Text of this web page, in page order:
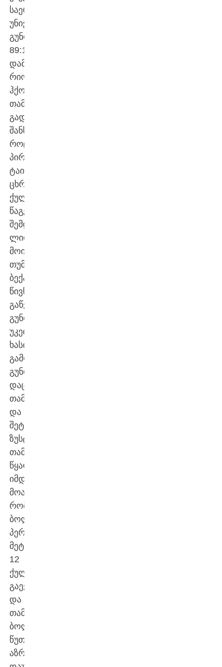
საერთაშორისო
უნივერსიტეტის
გუნდთან
89:100
დამარცხდნენ.
რიონისპირელებს
ჰქონდათ
თამაშის
გადარჩენის
შანსი,
როცა
პირველი
ტაიმის
ცხრა
ქულით
წაგების
შემდეგ
ლიდერობა
მოიპოვეს.
თუმცა,
ბექა
წივწივაძის
გაწვრთნილმა
გუნდმა
უკეთესი
ხასიათი
გამოავლინა,
გუნდური
დაცვითი
თამაშისა
და
შეტევაში
ზუსტი
თამაშის
წყალობით
იმდენი
მოახერხა,
რომ
ბოლო
პერიოდში
მეტოქეს
12
ქულით
გაექცა
და
თამაშის
ბოლო
წუთებს
აზრი